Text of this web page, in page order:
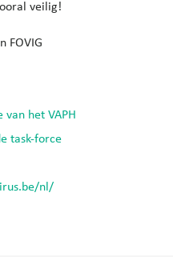
veilig!
FOVIG
het VAPH
task-force
nl/